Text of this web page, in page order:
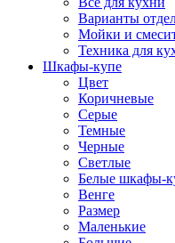
Варианты
Мойки и
Техника для
Шкафы-купе
Цвет
Коричневые
Серые
Темные
Черные
Светлые
Белые шкафы-
Венге
Размер
Маленькие